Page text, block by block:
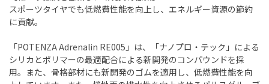
スポーツタイヤでも低燃費性能を向上し、エネルギー資源の節約
に貢献。
「POTENZA Adrenalin RE005」は、「ナノプロ・テック」による
シリカとポリマーの最適配合による新開発のコンパウンドを採
用。また、骨格部材にも新開発のゴムを適用し、低燃費性能を向